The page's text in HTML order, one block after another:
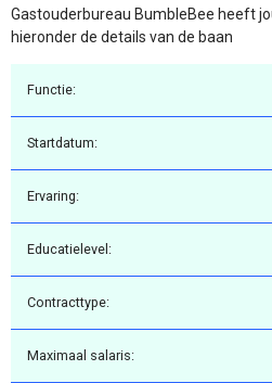
Gastouderbureau BumbleBee heeft
hieronder de details van de baan
Functie:
Startdatum:
Ervaring:
Educatielevel:
Contracttype:
Maximaal salaris: